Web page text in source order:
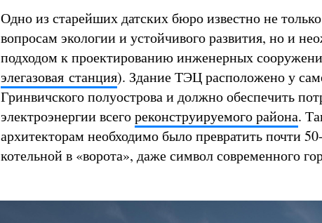
Одно из старейших датских бюро известно не
вопросам экологии и устойчивого развития, но и
подходом к проектированию инженерных
элегазовая станция). Здание ТЭЦ расположено у
Гринвичского полуострова и должно обеспечить
электроэнергии всегореконструируемого района.
архитекторам необходимо было превратить почти
котельной в «ворота», даже символ современного